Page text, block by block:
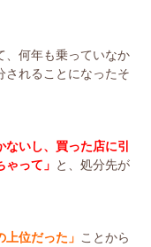
、何年も乗っていなか
されることになったそ
ないし、買った店に引
って」 と、処分先が
上位だった」 ことから